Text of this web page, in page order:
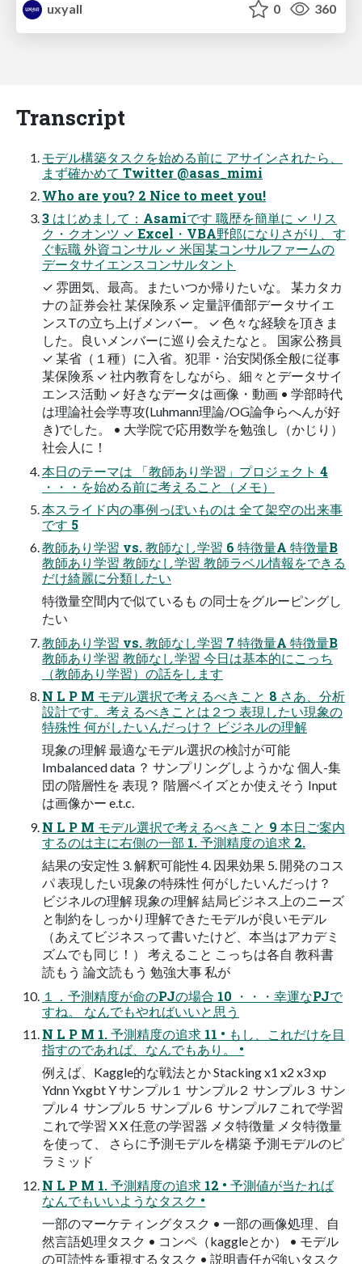
uxyall
0 360
Transcript
モデル構築タスクを始める前に アサインされたら、
まず確かめて Twitter @asas_mimi
Who are you? 2 Nice to meet you!
3 はじめまして：Asamiです 職歴を簡単に ✓ リス
ク・クオンツ ✓ Excel・VBA野郎になりさがり、す
ぐ転職 外資コンサル ✓ 米国某コンサルファームの
データサイエンスコンサルタント
✓ 雰囲気、最高。またいつか帰りたいな。 某カタカ
ナの 証券会社 某保険系 ✓ 定量評価部データサイエ
ンスTの立ち上げメンバー。 ✓ 色々な経験を頂きま
した。良いメンバーに巡り会えたなと。 国家公務員
✓ 某省（１種）に入省。犯罪・治安関係全般に従事
某保険系 ✓ 社内教育をしながら、細々とデータサイ
エンス活動 ✓ 好きなデータは画像・動画 • 学部時代
は理論社会学専攻(Luhmann理論/OG論争らへんが好
き)でした。 • 大学院で応用数学を勉強し（かじり）
社会人に！
本日のテーマは 「教師あり学習」プロジェクト 4
・・・を始める前に考えること（メモ）
本スライド内の事例っぽいものは 全て架空の出来事
です 5
教師あり学習 vs. 教師なし学習 6 特徴量A 特徴量B
教師あり学習 教師なし学習 教師ラベル情報をできる
だけ綺麗に分類したい
特徴量空間内で似ているも の同士をグルーピングし
たい
教師あり学習 vs. 教師なし学習 7 特徴量A 特徴量B
教師あり学習 教師なし学習 今日は基本的にこっち
（教師あり学習）の話をします
N L P M モデル選択で考えるべきこと 8 さあ、分析
設計です。考えるべきことは２つ 表現したい現象の
特殊性 何がしたいんだっけ？ ビジネルの理解
現象の理解 最適なモデル選択の検討が可能
Imbalanced data ？ サンプリングしようかな 個人-集
団の階層性を 表現？ 階層ベイズとか使えそう Input
は画像かー e.t.c.
N L P M モデル選択で考えるべきこと 9 本日ご案内
するのは主に右側の一部 1. 予測精度の追求 2.
結果の安定性 3. 解釈可能性 4. 因果効果 5. 開発のコス
パ 表現したい現象の特殊性 何がしたいんだっけ？
ビジネルの理解 現象の理解 結局ビジネス上のニーズ
と制約をしっかり理解できたモデルが良いモデル
（あえてビジネスって書いたけど、本当はアカデミ
ズムでも同じ！） 考えること こっちは各自 教科書
読もう 論文読もう 勉強大事 私が
１．予測精度が命のPJの場合 10 ・・・幸運なPJで
すね。 なんでもやればいいと思う
N L P M 1. 予測精度の追求 11 • もし、これだけを目
指すのであれば、なんでもあり。 •
例えば、Kaggle的な戦法とか Stacking x1 x2 x3 xp
Ydnn Yxgbt Y サンプル１ サンプル２ サンプル３ サン
プル４ サンプル５ サンプル６ サンプル7 これで学習
これで学習 X X 任意の学習器 メタ特徴量 メタ特徴量
を使って、 さらに予測モデルを構築 予測モデルのピ
ラミッド
N L P M 1. 予測精度の追求 12 • 予測値が当たれば
なんでもいいようなタスク •
一部のマーケティングタスク • 一部の画像処理、自
然言語処理タスク • コンペ（kaggleとか） • モデル
の可読性を重視するタスク • 説明責任が強いタスク